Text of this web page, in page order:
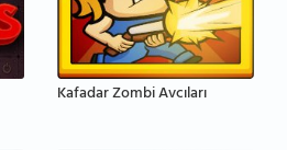
Kafadar Zombi Avcıları